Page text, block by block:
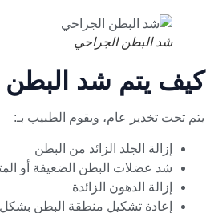
شد البطن الجراحي
كيف يتم شد البطن
يتم تحت تخدير عام، ويقوم الطبيب بـ:
إزالة الجلد الزائد من البطن
شد عضلات البطن الضعيفة أو
إزالة الدهون الزائدة
إعادة تشكيل منطقة البطن